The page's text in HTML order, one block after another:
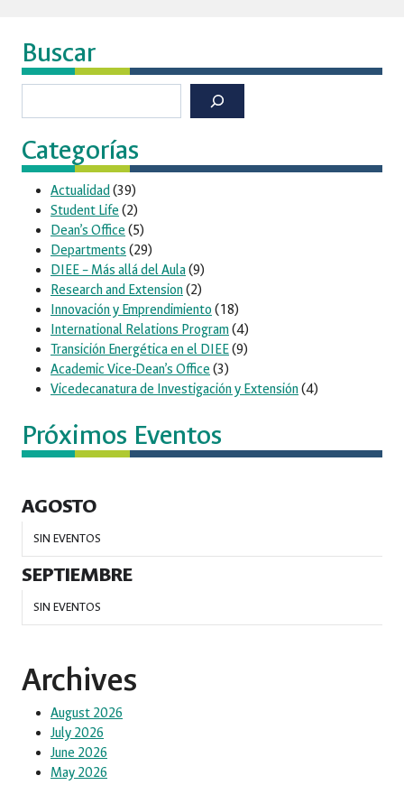
Buscar
Categorías
Actualidad(39)
Student Life (2)
Dean’s Office (5)
Departments (29)
DIEE – Más allá del Aula(9)
Research and Extension(2)
Innovación y Emprendimiento (18)
International Relations Program(4)
Transición Energética en el DIEE(9)
Academic Vice-Dean’s Office (3)
Vicedecanatura de Investigación y Extensión(4)
Próximos Eventos
AGOSTO
SIN EVENTOS
SEPTIEMBRE
SIN EVENTOS
Archives
August 2026
July 2026
June 2026
May 2026